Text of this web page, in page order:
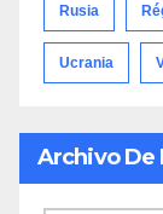
Rusia
Ucrania
Archivo De